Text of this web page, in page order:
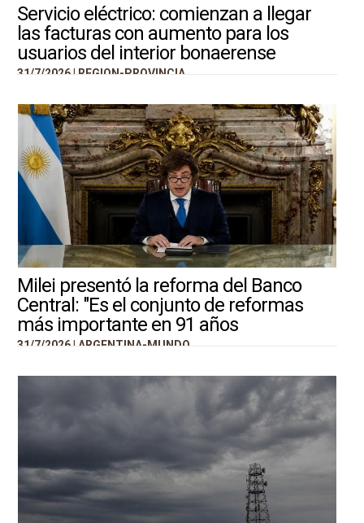
Servicio eléctrico: comienzan a llegar
las facturas con aumento para los
usuarios del interior bonaerense
31/7/2026 | REGION-PROVINCIA
Milei presentó la reforma del Banco
Central: "Es el conjunto de reformas
más importante en 91 años
31/7/2026 | ARGENTINA-MUNDO